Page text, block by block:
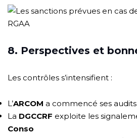
8. Perspectives et
Les contrôles s’intensifient :
L’ARCOM a commencé ses
La DGCCRF exploite les
Conso